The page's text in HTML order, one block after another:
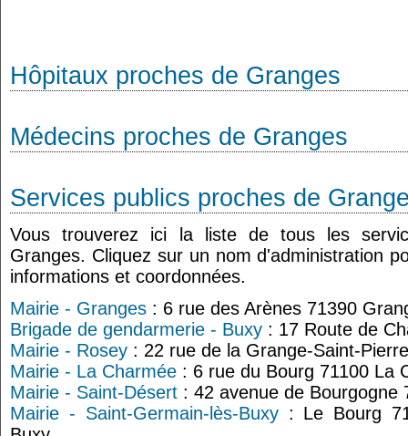
Hôpitaux proches de Granges
Médecins proches de Granges
Services publics proches de
Vous trouverez ici la liste de tous les
Granges. Cliquez sur un nom d'administration
informations et coordonnées.
Mairie - Granges : 6 rue des Arènes 71390
Brigade de gendarmerie - Buxy : 17 Route de
Mairie - Rosey : 22 rue de la Grange-Saint-
Mairie - La Charmée : 6 rue du Bourg 71100 La
Mairie - Saint-Désert : 42 avenue de Bourgogne
Mairie - Saint-Germain-lès-Buxy: Le Bourg